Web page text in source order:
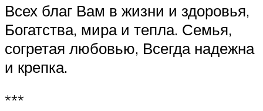
Всех благ Вам в жизни и здоровья,
Богатства, мира и тепла. Семья,
согретая любовью, Всегда надежна
и крепка.
***